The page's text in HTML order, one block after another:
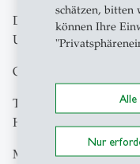
schätzen, bitten
können Ihre
Alle
Nur
Datum und Uhrzeit:
Uhr
Ort: Universität Zürich,
Teilnehmende:
Held, Georg Kohler,
Moderation: Thomas